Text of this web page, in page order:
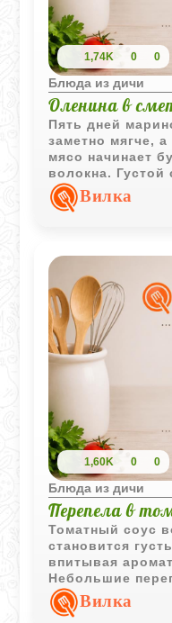
1,74K 0 0
Блюда из дичи
Оленина в
Пять дней
заметно мягче,
мясо начинает
волокна. Густой
собирает в себе
сока и лёгкую
Вилка
1,60K 0 0
Блюда из дичи
Перепела в
Томатный соус
становится
впитывая
Небольшие
размягчаются и
внутри,Вилка